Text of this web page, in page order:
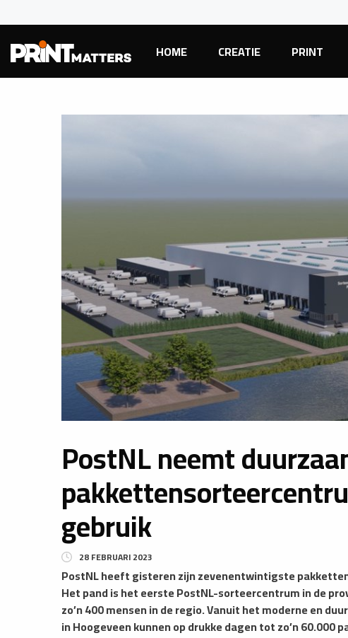
HOME CREATIE PRINT
PostNL neemt
gebruik
28 FEBRUARI 2023
PostNL heeft gisteren zijn zevenentwintigste
Het pand is het eerste PostNL-sorteercentrum in de
zo’n 400 mensen in de regio. Vanuit het moderne en
in Hoogeveen kunnen op drukke dagen tot zo’n